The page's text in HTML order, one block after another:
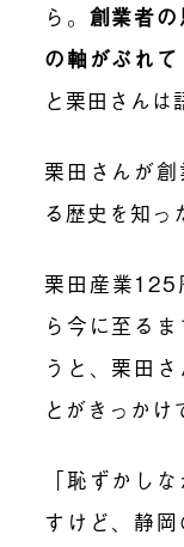
ら。 創業者
の軸がぶれて
と栗田さんは
栗田さんが
る歴史を知っ
栗田産業125
ら今に至る
うと、栗田
とがきっかけ
「恥ずかし
すけど、静